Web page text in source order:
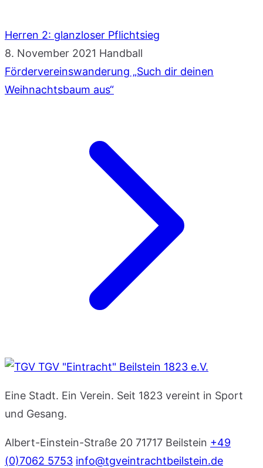
Herren 2: glanzloser Pflichtsieg
8. November 2021 Handball
Fördervereinswanderung „Such dir deinen
Weihnachtsbaum aus“
TGV "Eintracht" Beilstein 1823 e.V.
Eine Stadt. Ein Verein. Seit 1823 vereint in Sport
und Gesang.
Albert-Einstein-Straße 20 71717 Beilstein +49
(0)7062 5753 info@tgveintrachtbeilstein.de